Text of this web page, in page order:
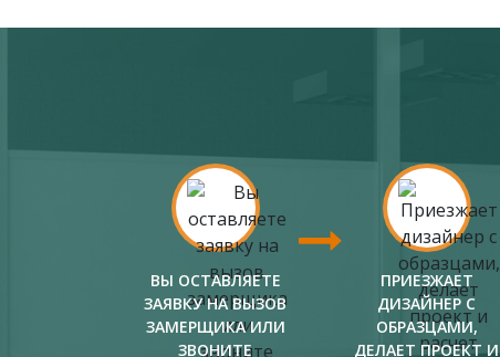
ВЫ ОСТАВЛЯЕТЕ
ЗАЯВКУ НА ВЫЗОВ
ЗАМЕРЩИКА ИЛИ
ЗВОНИТЕ
ПРИЕЗЖАЕТ
ДИЗАЙНЕР С
ОБРАЗЦАМИ,
ДЕЛАЕТ ПРОЕКТ И